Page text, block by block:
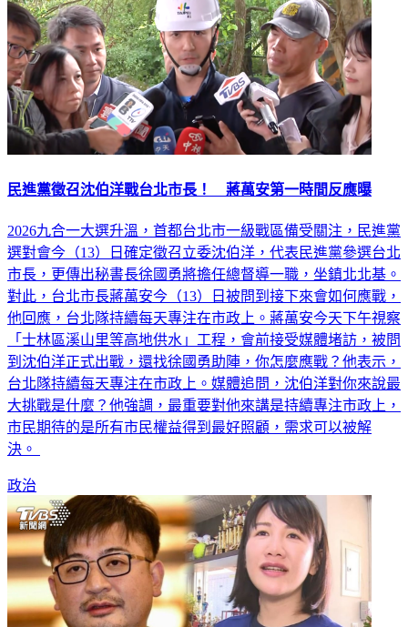
民進黨徵召沈伯洋戰台北市長！ 蔣萬安第一時間反應曝
2026九合一大選升溫，首都台北市一級戰區備受關注，民進黨
選對會今（13）日確定徵召立委沈伯洋，代表民進黨參選台北
市長，更傳出秘書長徐國勇將擔任總督導一職，坐鎮北北基。
對此，台北市長蔣萬安今（13）日被問到接下來會如何應戰，
他回應，台北隊持續每天專注在市政上。蔣萬安今天下午視察
「士林區溪山里等高地供水」工程，會前接受媒體堵訪，被問
到沈伯洋正式出戰，還找徐國勇助陣，你怎麼應戰？他表示，
台北隊持續每天專注在市政上。媒體追問，沈伯洋對你來說最
大挑戰是什麼？他強調，最重要對他來講是持續專注市政上，
市民期待的是所有市民權益得到最好照顧，需求可以被解
決。
政治